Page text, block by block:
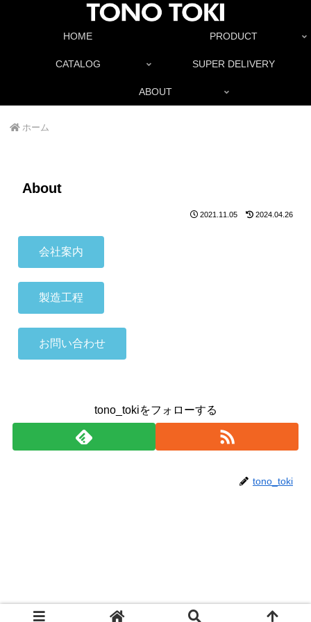
HOME PRODUCT
CATALOG SUPER DELIVERY
ABOUT
ホーム
About
2021.11.05 2024.04.26
会社案内
製造工程
お問い合わせ
tono_tokiをフォローする
tono_toki